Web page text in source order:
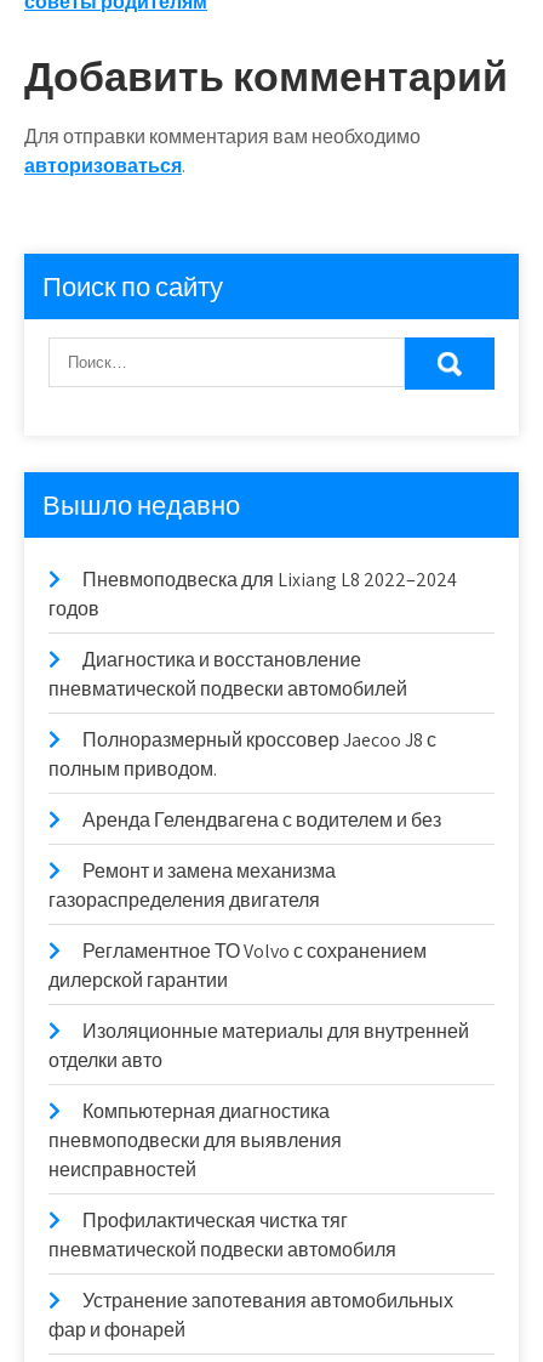
записям
Добавить комментарий
Для отправки комментария вам необходимо
авторизоваться.
Поиск по сайту
Вышло недавно
Пневмоподвеска для Lixiang L8 2022–2024
годов
Диагностика и восстановление
пневматической подвески автомобилей
Полноразмерный кроссовер Jaecoo J8 с
полным приводом.
Аренда Гелендвагена с водителем и без
Ремонт и замена механизма
газораспределения двигателя
Регламентное ТО Volvo с сохранением
дилерской гарантии
Изоляционные материалы для внутренней
отделки авто
Компьютерная диагностика
пневмоподвески для выявления
неисправностей
Профилактическая чистка тяг
пневматической подвески автомобиля
Устранение запотевания автомобильных
фар и фонарей